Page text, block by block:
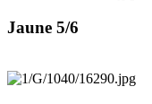
Jaune 5/6